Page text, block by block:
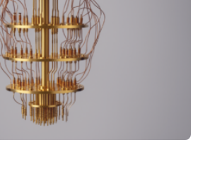
ist, weshalb die UNESCO 2025 zum
der Quantenwissenschaft und -
hat. Doch nun hat eine
um den